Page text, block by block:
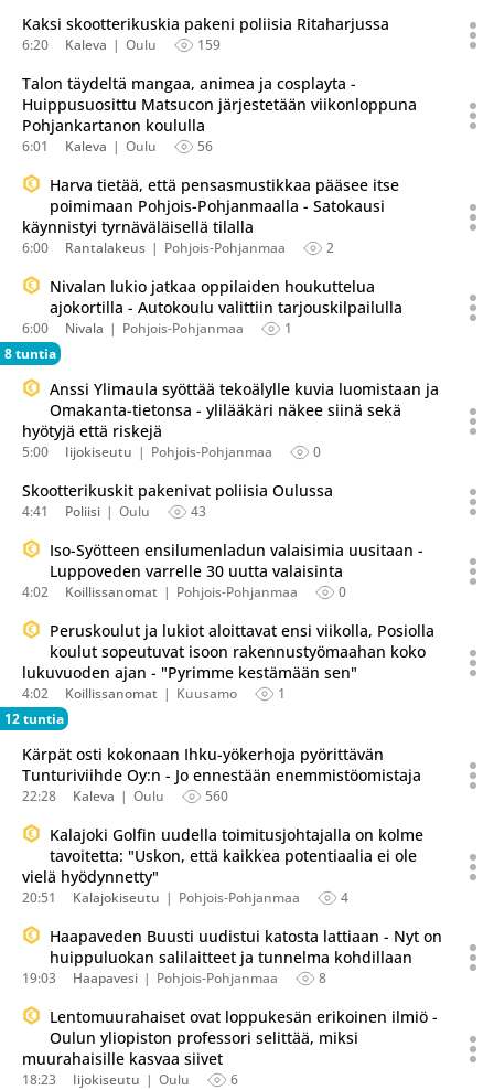
Kaksi skootterikuskia pakeni poliisia Ritaharjussa
6:20 Kaleva Oulu 159
Talon täydeltä mangaa, animea ja cosplayta -
Huippusuosittu Matsucon järjestetään viikonloppuna
Pohjankartanon koululla
6:01 Kaleva Oulu 56
Harva tietää, että pensasmustikkaa pääsee itse
poimimaan Pohjois-Pohjanmaalla - Satokausi
käynnistyi tyrnäväläisellä tilalla
6:00 Rantalakeus Pohjois-Pohjanmaa 2
Nivalan lukio jatkaa oppilaiden houkuttelua
ajokortilla - Autokoulu valittiin tarjouskilpailulla
6:00 Nivala Pohjois-Pohjanmaa
1
8 tuntia
Anssi Ylimaula syöttää tekoälylle kuvia luomistaan ja
Omakanta-tietonsa - ylilääkäri näkee siinä sekä
hyötyjä että riskejä
5:00 Iijokiseutu Pohjois-Pohjanmaa 0
Skootterikuskit pakenivat poliisia Oulussa
4:41 Poliisi Oulu 43
Iso-Syötteen ensilumenladun valaisimia uusitaan -
Luppoveden varrelle 30 uutta valaisinta
4:02 Koillissanomat Pohjois-Pohjanmaa 0
Peruskoulut ja lukiot aloittavat ensi viikolla, Posiolla
koulut sopeutuvat isoon rakennustyömaahan koko
lukuvuoden ajan - "Pyrimme kestämään sen"
4:02 Koillissanomat Kuusamo
1
12 tuntia
Kärpät osti kokonaan Ihku-yökerhoja pyörittävän
Tunturiviihde Oy:n - Jo ennestään enemmistöomistaja
22:28 Kaleva Oulu 560
Kalajoki Golfin uudella toimitusjohtajalla on kolme
tavoitetta: "Uskon, että kaikkea potentiaalia ei ole
vielä hyödynnetty"
20:51 Kalajokiseutu Pohjois-Pohjanmaa 4
Haapaveden Buusti uudistui katosta lattiaan - Nyt on
huippuluokan salilaitteet ja tunnelma kohdillaan
19:03 Haapavesi Pohjois-Pohjanmaa 8
Lentomuurahaiset ovat loppukesän erikoinen ilmiö -
Oulun yliopiston professori selittää, miksi
muurahaisille kasvaa siivet
18:23 Iijokiseutu Oulu 6